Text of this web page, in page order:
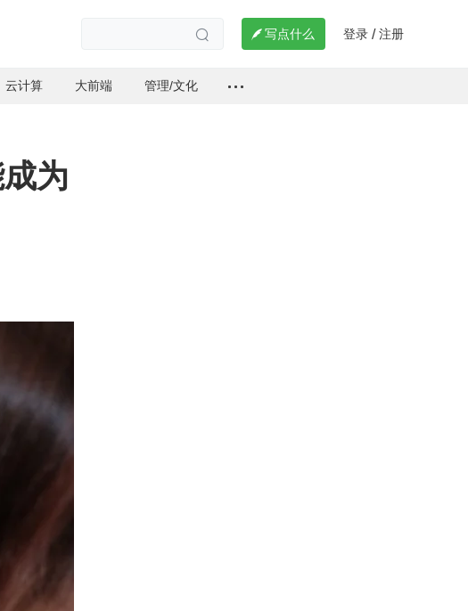
  写点什么 登录 / 注册
云计算 大前端 管理/文化
为